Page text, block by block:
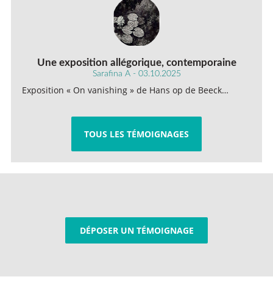
Une exposition allégorique, contemporaine
Sarafina A - 03.10.2025
Exposition « On vanishing » de Hans op de Beeck…
TOUS LES TÉMOIGNAGES
DÉPOSER UN TÉMOIGNAGE